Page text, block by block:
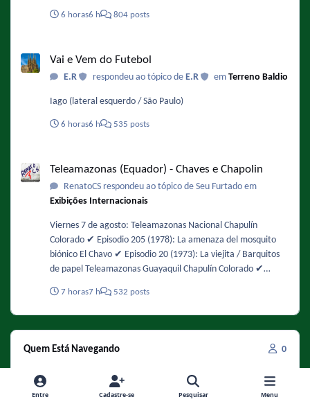
gôndolas. A novidade é o Absolut Sprite Frutas Vermelhas,
descrito pelas marcas como uma mistura equilibrada entre
notas doces e ácidas. A bebida possui 5 % de teor alcoólico.
frutas-vermelhas/
6 horas6 h 804 posts
Vai e Vem do Futebol
E.R respondeu ao tópico de E.R emTerreno Baldio
Iago (lateral esquerdo / São Paulo)
6 horas6 h 535 posts
Teleamazonas (Equador) - Chaves e Chapolin
RenatoCS respondeu ao tópico de Seu Furtado em
Exibições Internacionais
Viernes 7 de agosto: Teleamazonas Nacional Chapulín
Colorado ✔️ Episodio 205 (1978): La amenaza del mosquito
biónico El Chavo ✔️ Episodio 20 (1973): La viejita / Barquitos
de papel Teleamazonas Guayaquil Chapulín Colorado ✔️
Chavo ✔️ Episodio 106 (1976): Barriendo el patio
7 horas7 h 532 posts
Quem Está Navegando 0
Nenhum usuário registrado visualizando esta página.
Entre Cadastre-se Pesquisar Menu